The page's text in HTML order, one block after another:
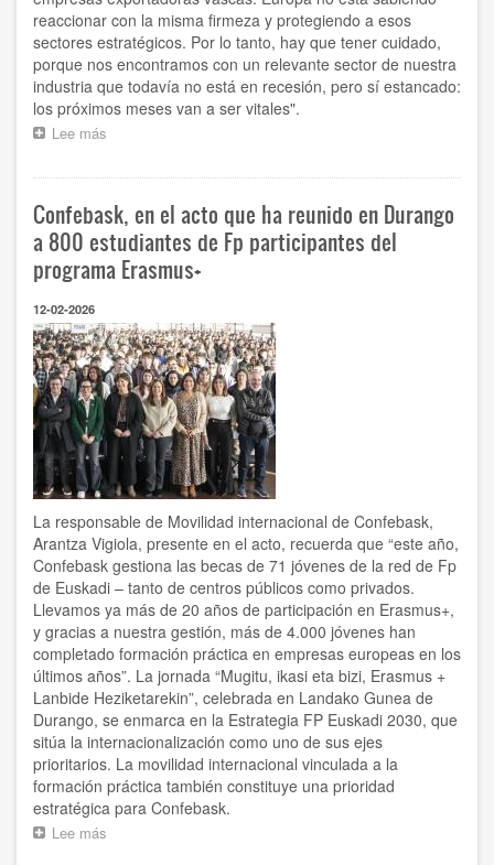
reaccionar con la misma firmeza y protegiendo a esos
sectores estratégicos. Por lo tanto, hay que tener cuidado,
porque nos encontramos con un relevante sector de nuestra
industria que todavía no está en recesión, pero sí estancado:
los próximos meses van a ser vitales".
Lee más
entre
China
y
Estados
ahogando
a
Europa,
y
sectores
relevantes
de
nuestra
industria
están
viendo
muy
afectados”
Confebask, en el acto que ha reunido en Durango
a 800 estudiantes de Fp participantes del
programa Erasmus+
12-02-2026
La responsable de Movilidad internacional de Confebask,
Arantza Vigiola, presente en el acto, recuerda que “este año,
Confebask gestiona las becas de 71 jóvenes de la red de Fp
de Euskadi – tanto de centros públicos como privados.
Llevamos ya más de 20 años de participación en Erasmus+,
y gracias a nuestra gestión, más de 4.000 jóvenes han
completado formación práctica en empresas europeas en los
últimos años”. La jornada “Mugitu, ikasi eta bizi, Erasmus +
Lanbide Heziketarekin”, celebrada en Landako Gunea de
Durango, se enmarca en la Estrategia FP Euskadi 2030, que
sitúa la internacionalización como uno de sus ejes
prioritarios. La movilidad internacional vinculada a la
formación práctica también constituye una prioridad
estratégica para Confebask.
Lee más